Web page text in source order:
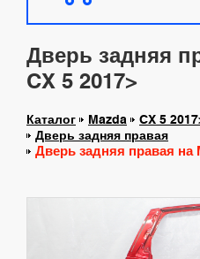
Дверь задняя
CX 5 2017>
Каталог Mazda CX 5
Дверь задняя правая
Дверь задняя правая на